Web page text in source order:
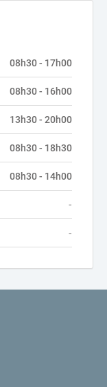
08h30 - 17h00
08h30 - 16h00
13h30 - 20h00
08h30 - 18h30
08h30 - 14h00
-
-